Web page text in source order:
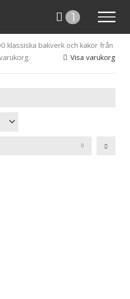
1
klassiska bakverk och kakor från
Visa varukorg